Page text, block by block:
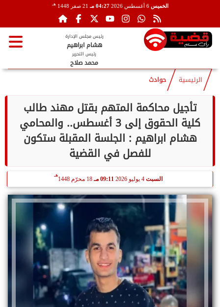
الخميس 6 أغسطس 2026 04:27 مـ 21 صفر 1448 هـ
رئيس مجلس الإدارة
هشام ابراهيم
رئيس التحرير
محمد صلاح
الرئيسية حوادث
تأجيل محاكمة المتهم بقتل مهند طالب
كلية الحقوق إلى 3 أغسطس.. والمحامي
هشام ابراهيم : الجلسة المقبلة ستكون
للفصل في القضية
السبت 4 يوليو 2026 09:11 مـ 18 محرّم 1448
هـ